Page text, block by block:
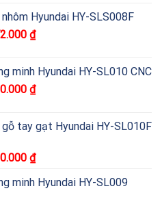
Hyundai HY-SLS008F
₫
minh Hyundai HY-SL010 CNC
₫
tay gạt Hyundai HY-SL010F
₫
minh Hyundai HY-SL009